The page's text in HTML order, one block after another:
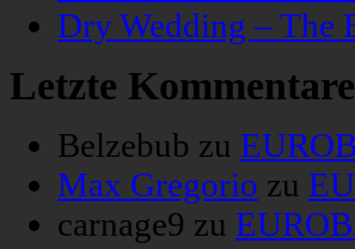
Dry Wedding – The
Letzte Kommentare
Belzebub zu
Max Gregorio zu
carnage9 zu